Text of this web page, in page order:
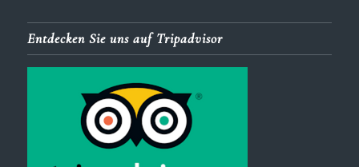
Entdecken Sie uns auf Tripadvisor